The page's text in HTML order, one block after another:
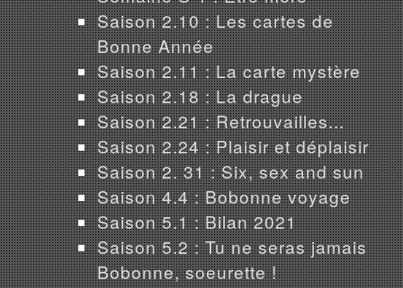
Saison 2.10 : Les cartes de
Bonne Année
Saison 2.11 : La carte mystère
Saison 2.18 : La drague
Saison 2.21 : Retrouvailles...
Saison 2.24 : Plaisir et déplaisir
Saison 2. 31 : Six, sex and sun
Saison 4.4 : Bobonne voyage
Saison 5.1 : Bilan 2021
Saison 5.2 : Tu ne seras jamais
Bobonne, soeurette !